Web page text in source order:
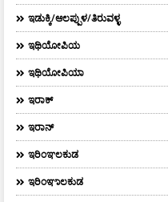
ಇಡುಕ್ಕಿ/ಆಲಪ್ಪುಳ/ತಿರುವಳ್ಳ
ಇಥಿಯೋಪಿಯ
ಇಥಿಯೋಪಿಯಾ
ಇರಾಕ್‌
ಇರಾನ್
ಇರಿಂಞಲಕುಡ
ಇರಿಂಞಾಲಕುಡ